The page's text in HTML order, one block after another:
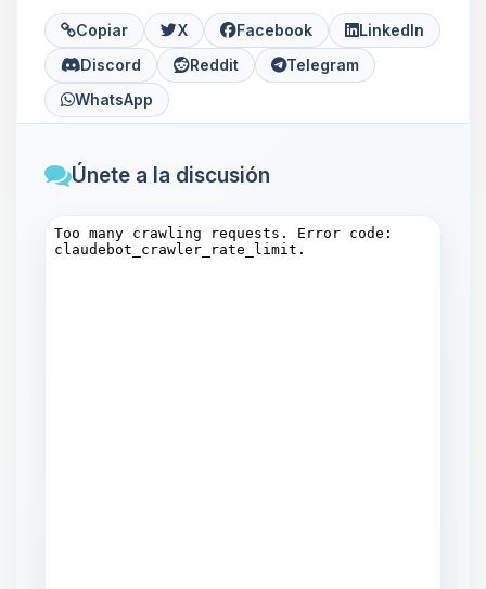
Copiar X Facebook
LinkedIn
Discord
Reddit
Telegram
WhatsApp
Únete a la discusión